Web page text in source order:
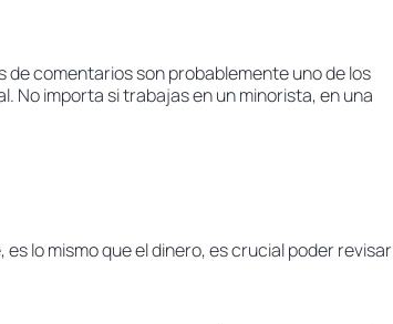
de comentarios son probablemente uno de los
No importa si trabajas en un minorista, en una
lo mismo que el dinero, es crucial poder revisar